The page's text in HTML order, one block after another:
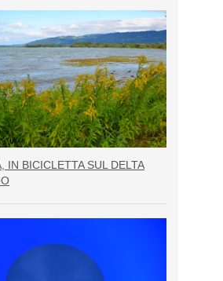
IN BICICLETTA SUL DELTA